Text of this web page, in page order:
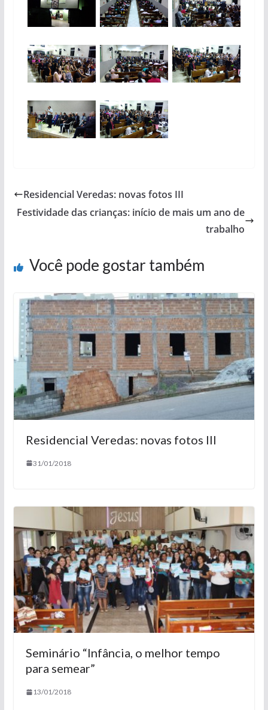
Residencial Veredas: novas fotos III
Festividade das crianças: início de mais um ano de
trabalho
Você pode gostar também
Residencial Veredas: novas fotos III
31/01/2018
Seminário “Infância, o melhor tempo
para semear”
13/01/2018